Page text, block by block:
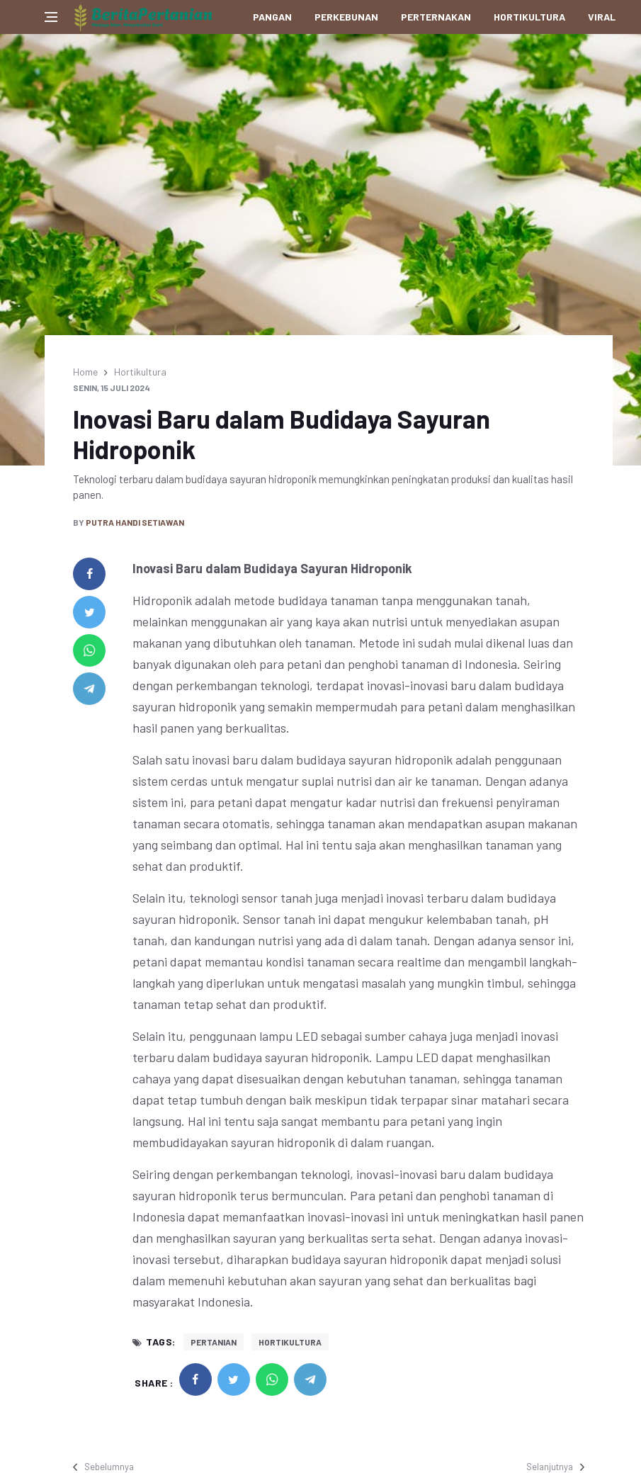
PANGAN PERKEBUNAN PERTERNAKAN HORTIKULTURA VIRAL
Home Hortikultura
SENIN, 15 JULI 2024
Inovasi Baru dalam Budidaya Sayuran
Hidroponik
Teknologi terbaru dalam budidaya sayuran hidroponik memungkinkan peningkatan produksi dan kualitas hasil
panen.
BY PUTRA HANDI SETIAWAN
Inovasi Baru dalam Budidaya Sayuran Hidroponik
Hidroponik adalah metode budidaya tanaman tanpa menggunakan tanah,
melainkan menggunakan air yang kaya akan nutrisi untuk menyediakan asupan
makanan yang dibutuhkan oleh tanaman. Metode ini sudah mulai dikenal luas dan
banyak digunakan oleh para petani dan penghobi tanaman di Indonesia. Seiring
dengan perkembangan teknologi, terdapat inovasi-inovasi baru dalam budidaya
sayuran hidroponik yang semakin mempermudah para petani dalam menghasilkan
hasil panen yang berkualitas.
Salah satu inovasi baru dalam budidaya sayuran hidroponik adalah penggunaan
sistem cerdas untuk mengatur suplai nutrisi dan air ke tanaman. Dengan adanya
sistem ini, para petani dapat mengatur kadar nutrisi dan frekuensi penyiraman
tanaman secara otomatis, sehingga tanaman akan mendapatkan asupan makanan
yang seimbang dan optimal. Hal ini tentu saja akan menghasilkan tanaman yang
sehat dan produktif.
Selain itu, teknologi sensor tanah juga menjadi inovasi terbaru dalam budidaya
sayuran hidroponik. Sensor tanah ini dapat mengukur kelembaban tanah, pH
tanah, dan kandungan nutrisi yang ada di dalam tanah. Dengan adanya sensor ini,
petani dapat memantau kondisi tanaman secara realtime dan mengambil langkah-
langkah yang diperlukan untuk mengatasi masalah yang mungkin timbul, sehingga
tanaman tetap sehat dan produktif.
Selain itu, penggunaan lampu LED sebagai sumber cahaya juga menjadi inovasi
terbaru dalam budidaya sayuran hidroponik. Lampu LED dapat menghasilkan
cahaya yang dapat disesuaikan dengan kebutuhan tanaman, sehingga tanaman
dapat tetap tumbuh dengan baik meskipun tidak terpapar sinar matahari secara
langsung. Hal ini tentu saja sangat membantu para petani yang ingin
membudidayakan sayuran hidroponik di dalam ruangan.
Seiring dengan perkembangan teknologi, inovasi-inovasi baru dalam budidaya
sayuran hidroponik terus bermunculan. Para petani dan penghobi tanaman di
Indonesia dapat memanfaatkan inovasi-inovasi ini untuk meningkatkan hasil panen
dan menghasilkan sayuran yang berkualitas serta sehat. Dengan adanya inovasi-
inovasi tersebut, diharapkan budidaya sayuran hidroponik dapat menjadi solusi
dalam memenuhi kebutuhan akan sayuran yang sehat dan berkualitas bagi
masyarakat Indonesia.
TAGS: PERTANIAN HORTIKULTURA
SHARE :
Sebelumnya Selanjutnya